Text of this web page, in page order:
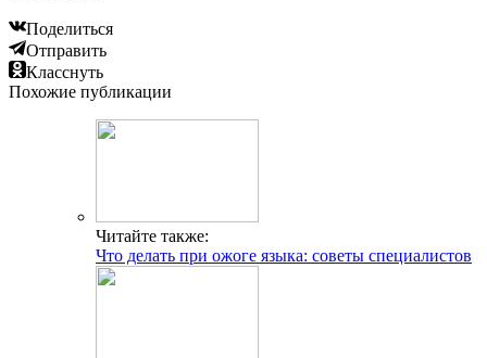
Поделиться
Отправить
Класснуть
Похожие публикации
Читайте также:
Что делать при ожоге языка: советы специалистов